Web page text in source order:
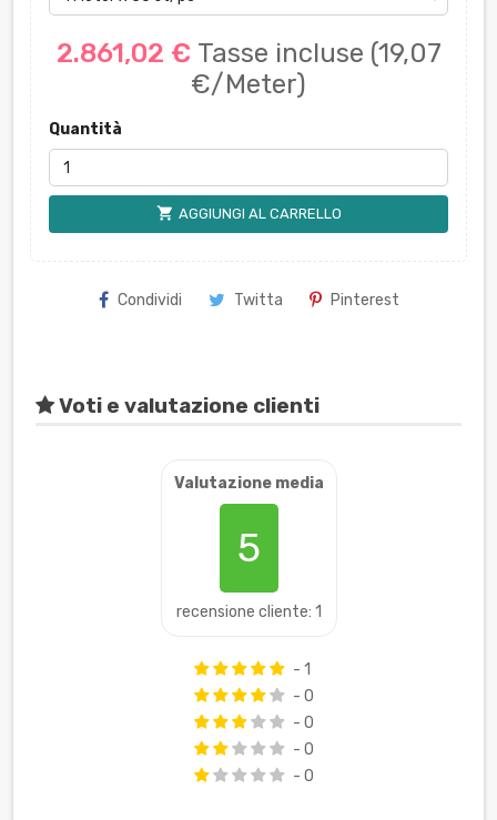
2.861,02 € Tasse incluse (19,07
€/Meter)
Quantità
shopping_cart AGGIUNGI AL CARRELLO
Condividi Twitta Pinterest
Voti e valutazione clienti
Valutazione media
5
recensione cliente: 1
- 1
- 0
- 0
- 0
- 0